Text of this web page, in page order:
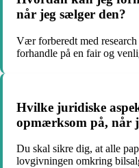
når jeg sælger den?
Vær forberedt med
forhandle på en fair og
Hvilke juridiske
opmærksom på, når
Du skal sikre dig, at alle
lovgivningen omkring